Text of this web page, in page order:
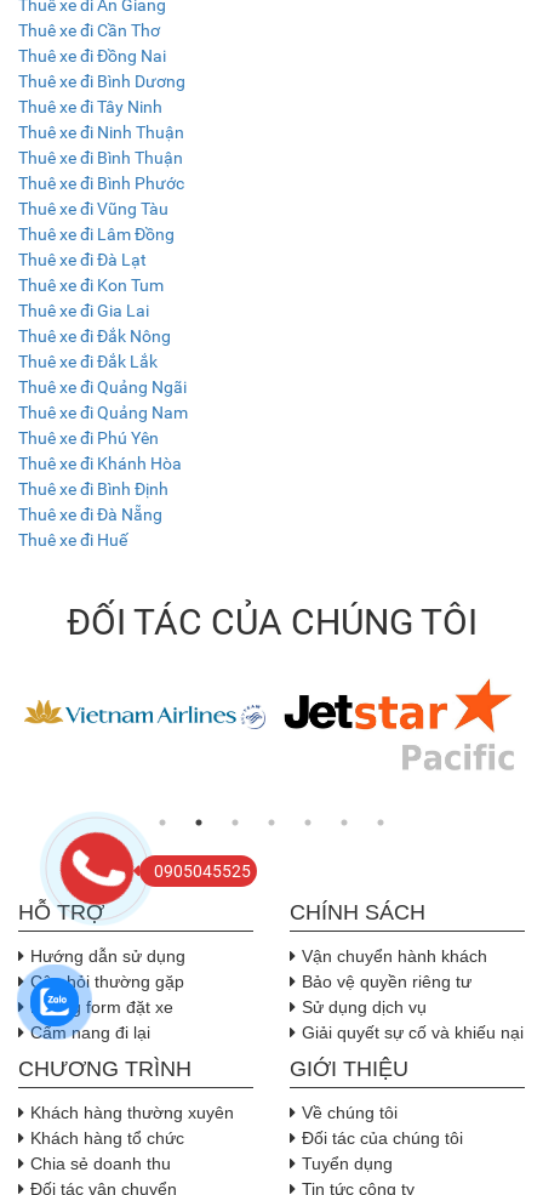
Thuê xe đi An Giang
Thuê xe đi Cần Thơ
Thuê xe đi Đồng Nai
Thuê xe đi Bình Dương
Thuê xe đi Tây Ninh
Thuê xe đi Ninh Thuận
Thuê xe đi Bình Thuận
Thuê xe đi Bình Phước
Thuê xe đi Vũng Tàu
Thuê xe đi Lâm Đồng
Thuê xe đi Đà Lạt
Thuê xe đi Kon Tum
Thuê xe đi Gia Lai
Thuê xe đi Đắk Nông
Thuê xe đi Đắk Lắk
Thuê xe đi Quảng Ngãi
Thuê xe đi Quảng Nam
Thuê xe đi Phú Yên
Thuê xe đi Khánh Hòa
Thuê xe đi Bình Định
Thuê xe đi Đà Nẵng
Thuê xe đi Huế
ĐỐI TÁC CỦA CHÚNG TÔI
HỖ TRỢ
Hướng dẫn sử dụng
Câu hỏi thường gặp
Nhúng form đặt xe
Cẩm nang đi lại
CHÍNH SÁCH
Vận chuyển hành khách
Bảo vệ quyền riêng tư
Sử dụng dịch vụ
Giải quyết sự cố và khiếu nại
CHƯƠNG TRÌNH
Khách hàng thường xuyên
Khách hàng tổ chức
Chia sẻ doanh thu
Đối tác vận chuyển
GIỚI THIỆU
Về chúng tôi
Đối tác của chúng tôi
Tuyển dụng
Tin tức công ty
0905045525